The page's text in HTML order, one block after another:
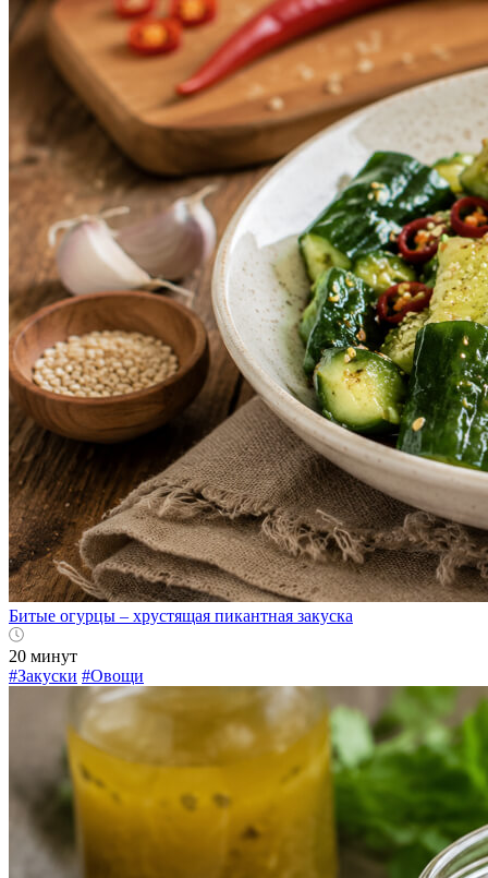
Битые огурцы – хрустящая пикантная закуска
20 минут
#Закуски #Овощи